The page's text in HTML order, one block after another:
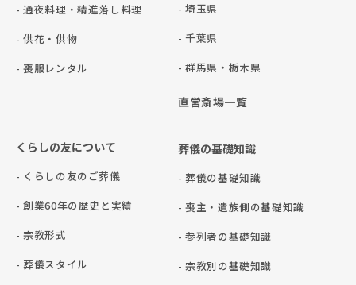
- 通夜料理・精進落し料理
- 供花・供物
- 喪服レンタル
- 埼玉県
- 千葉県
- 群⾺県・栃⽊県
直営斎場一覧
くらしの友について
- くらしの友のご葬儀
- 創業60年の歴史と実績
- 宗教形式
- 葬儀スタイル
葬儀の基礎知識
- 葬儀の基礎知識
- 喪主・遺族側の基礎知識
- 参列者の基礎知識
- 宗教別の基礎知識